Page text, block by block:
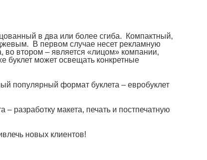
в два или более сгиба. Компактный,
В первом случае несет рекламную
во втором – является «лицом» компании,
буклет может освещать конкретные
популярный формат буклета – евробуклет
разработку макета, печать и постпечатную
новых клиентов!